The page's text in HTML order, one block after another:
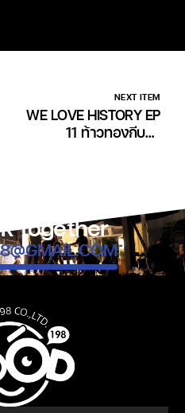
NEXT ITEM
WE LOVE HISTORY EP
11 ท้าวทองกีบม้า
together